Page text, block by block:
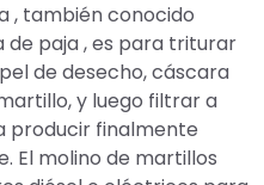
, también conocido
de paja , es para triturar
de desecho, cáscara
y luego filtrar a
producir finalmente
El molino de martillos